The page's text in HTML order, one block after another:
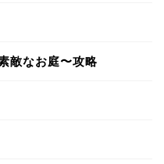
敵なお庭〜攻略